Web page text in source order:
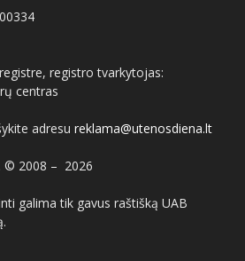
registro tvarkytojas:
centras
adresu reklama@utenosdiena.lt
© 2008 – 2026
galima tik gavus raštišką UAB